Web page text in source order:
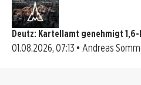
Deutz: Kartellamt genehmigt
01.08.2026, 07:13 • Andreas